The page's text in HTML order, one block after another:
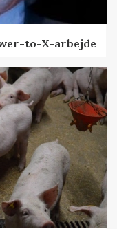
to-X-arbejde